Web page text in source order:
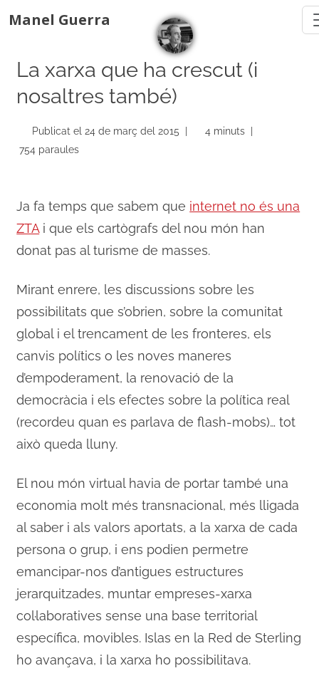
Manel Guerra
La xarxa que ha crescut (i
nosaltres també)
Publicat el 24 de març del 2015 |
4 minuts |
754 paraules
Ja fa temps que sabem que internet no és una
ZTAi que els cartògrafs del nou món han
donat pas al turisme de masses.
Mirant enrere, les discussions sobre les
possibilitats que s’obrien, sobre la comunitat
global i el trencament de les fronteres, els
canvis polítics o les noves maneres
d’empoderament, la renovació de la
democràcia i els efectes sobre la política real
(recordeu quan es parlava de flash-mobs)… tot
això queda lluny.
El nou món virtual havia de portar també una
economia molt més transnacional, més lligada
al saber i als valors aportats, a la xarxa de cada
persona o grup, i ens podien permetre
emancipar-nos d’antigues estructures
jerarquitzades, muntar empreses-xarxa
col·laboratives sense una base territorial
específica, movibles. Islas en la Red de Sterling
ho avançava, i la xarxa ho possibilitava.